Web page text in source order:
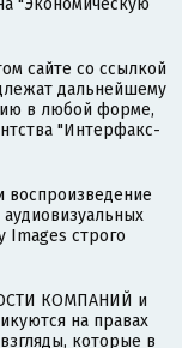
"Экономическую
сайте со ссылкой
дальнейшему
в любой форме,
"Интерфакс-
воспроизведение
Images строго
КОМПАНИЙ и
на правах
которые в